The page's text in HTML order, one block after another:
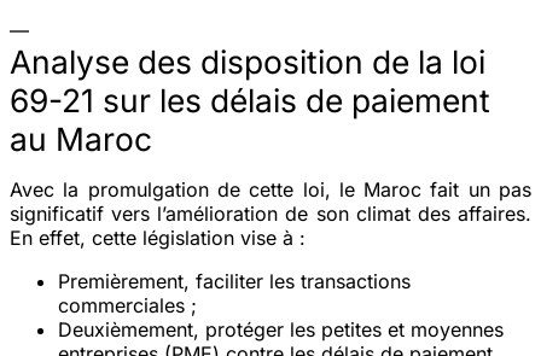
—
Analyse des disposition de la loi
69-21 sur les délais de paiement
au Maroc
Avec la promulgation de cette loi, le Maroc fait un pas
significatif vers l’amélioration de son climat des affaires.
En effet, cette législation vise à :
Premièrement, faciliter les transactions
commerciales ;
Deuxièmement, protéger les petites et moyennes